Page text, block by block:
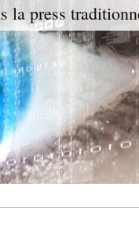
la press